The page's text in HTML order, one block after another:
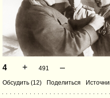
4 + 491 –
Обсудить (12) Поделиться